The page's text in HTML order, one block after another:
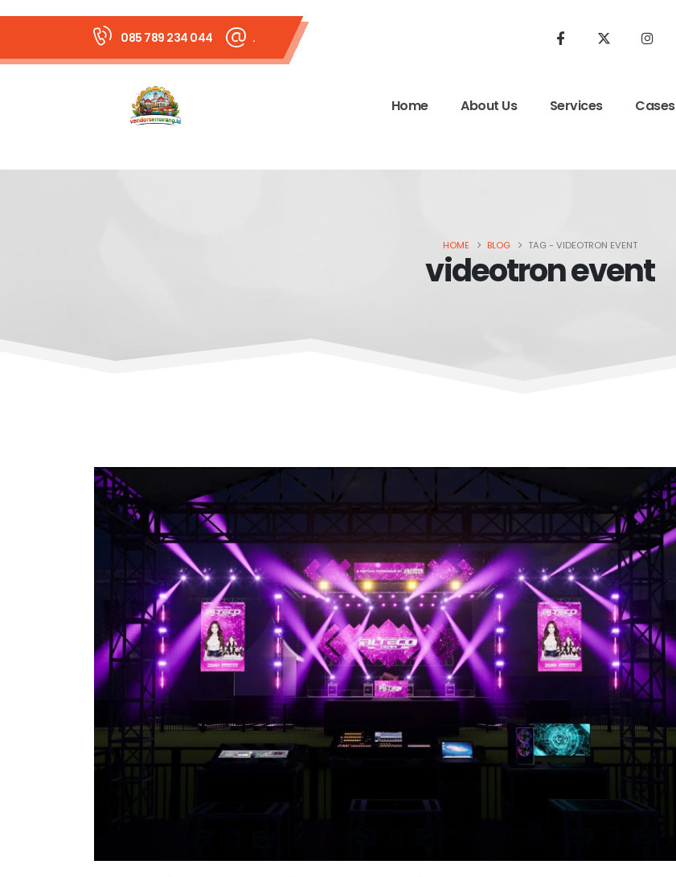
085 789 234 044 .
Home About Us Services Cases
HOME BLOG TAG - VIDEOTRON EVENT
videotron event